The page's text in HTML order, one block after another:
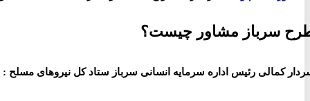
سرباز مشاور چیست؟
کمالی رئیس اداره سرمایه انسانی سرباز ستاد کل نیروهای مسلح :